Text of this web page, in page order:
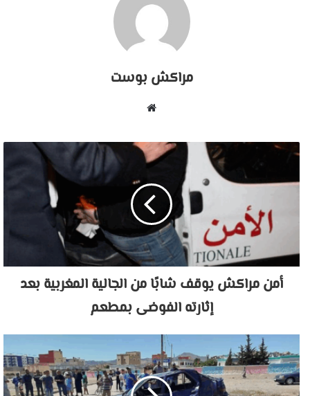
مراكش بوست
أمن مراكش يوقف شابًا من الجالية المغربية بعد
إثارته الفوضى بمطعم